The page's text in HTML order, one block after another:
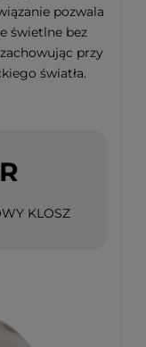
pozwala
świetlne bez
przy
światła.
KLOSZ